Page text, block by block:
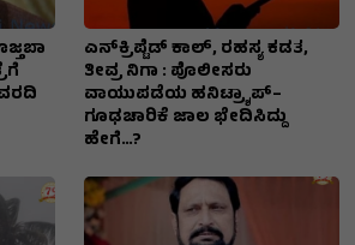
ಎನ್‌ಕ್ರಿಪ್ಟೆಡ್‌ ಕಾಲ್‌, ರಹಸ್ಯ ಕಡತ,
ತೀವ್ರ ನಿಗಾ : ಪೊಲೀಸರು
ವಾಯುಪಡೆಯ ಹನಿಟ್ರ್ಯಾಪ್–
ಗೂಢಚಾರಿಕೆ ಜಾಲ ಭೇದಿಸಿದ್ದು
ಹೇಗೆ…?